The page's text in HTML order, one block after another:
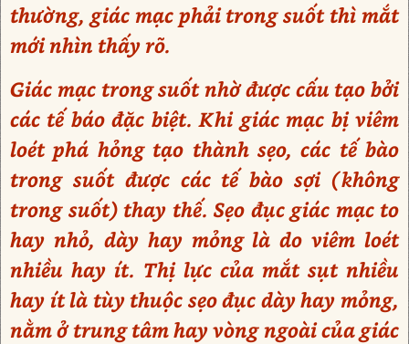
thường, giác mạc phải trong suốt thì mắt
mới nhìn thấy rõ.
Giác mạc trong suốt nhờ được cấu tạo bởi
các tế báo đặc biệt. Khi giác mạc bị viêm
loét phá hỏng tạo thành sẹo, các tế bào
trong suốt được các tế bào sợi (không
trong suốt) thay thế. Sẹo đục giác mạc to
hay nhỏ, dày hay mỏng là do viêm loét
nhiều hay ít. Thị lực của mắt sụt nhiều
hay ít là tùy thuộc sẹo đục dày hay mỏng,
nằm ở trung tâm hay vòng ngoài của giác